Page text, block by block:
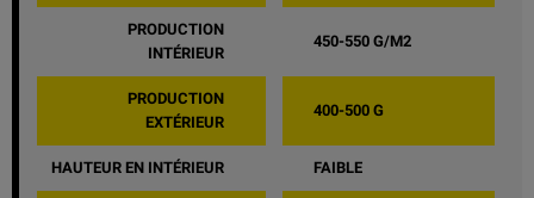
PRODUCTION
INTÉRIEUR
450-550 G/M2
PRODUCTION
EXTÉRIEUR
400-500 G
HAUTEUR EN INTÉRIEUR FAIBLE